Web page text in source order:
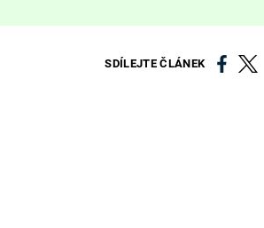
SDÍLEJTE ČLÁNEK